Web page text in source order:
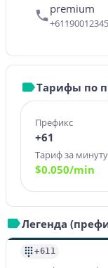
premium
Тарифы по
Префикс
+61
Тариф за минуту
$0.050/min
Легенда
+611